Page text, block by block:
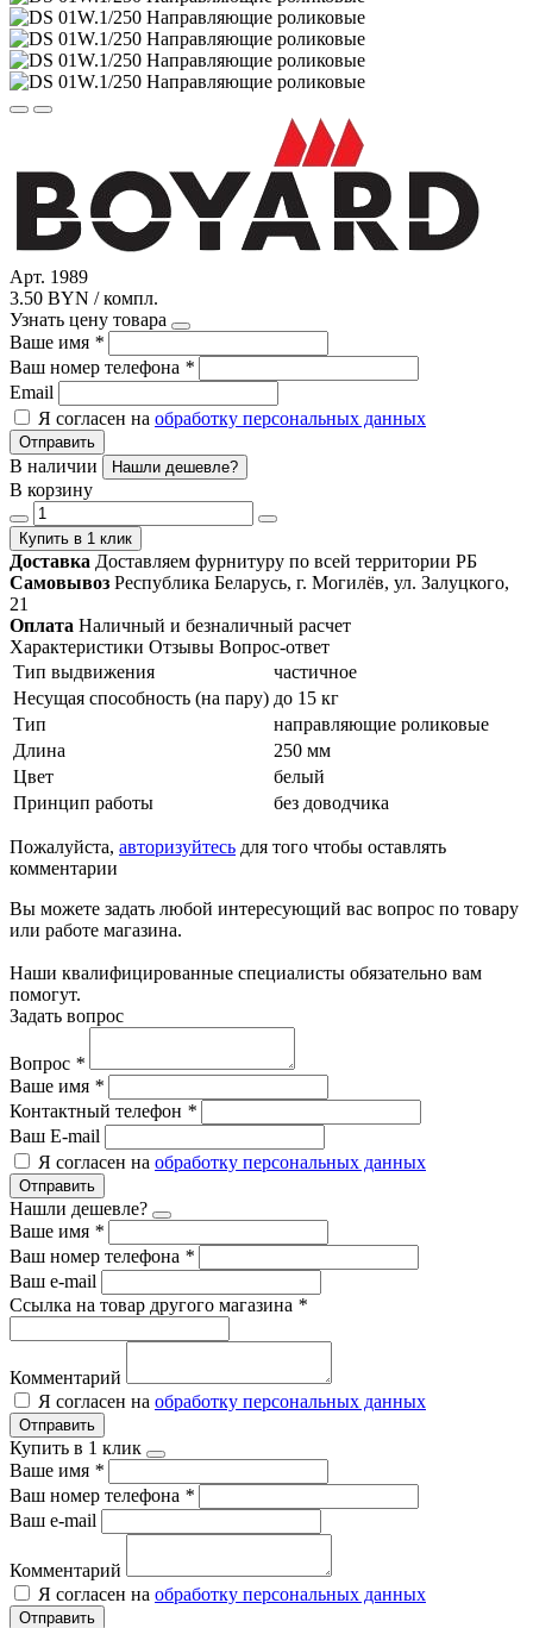
Арт. 1989
3.50 BYN / компл.
Узнать цену товара
Ваше имя *
Ваш номер телефона *
Email
Я согласен на обработку персональных данных
Отправить
В наличии Нашли дешевле?
В корзину
Купить в 1 клик
Доставка Доставляем фурнитуру по всей территории РБ
Самовывоз Республика Беларусь, г. Могилёв, ул. Залуцкого,
21
Оплата Наличный и безналичный расчет
Характеристики Отзывы Вопрос-ответ
Тип выдвижения
частичное
Несущая способность (на пару) до 15 кг
Тип
направляющие роликовые
Длина
250 мм
Цвет
белый
Принцип работы
без доводчика
Пожалуйста, авторизуйтесь для того чтобы оставлять
комментарии
Вы можете задать любой интересующий вас вопрос по товару
или работе магазина.
Наши квалифицированные специалисты обязательно вам
помогут.
Задать вопрос
Вопрос *
Ваше имя *
Контактный телефон *
Ваш E-mail
Я согласен на обработку персональных данных
Отправить
Нашли дешевле?
Ваше имя *
Ваш номер телефона *
Ваш e-mail
Ссылка на товар другого магазина *
Комментарий
Я согласен на обработку персональных данных
Отправить
Купить в 1 клик
Ваше имя *
Ваш номер телефона *
Ваш e-mail
Комментарий
Я согласен на обработку персональных данных
Отправить